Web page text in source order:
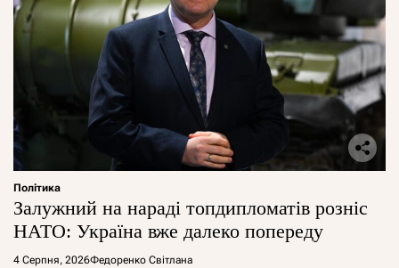
Політика
Залужний на нараді топдипломатів розніс
НАТО: Україна вже далеко попереду
4 Серпня, 2026Федоренко Світлана